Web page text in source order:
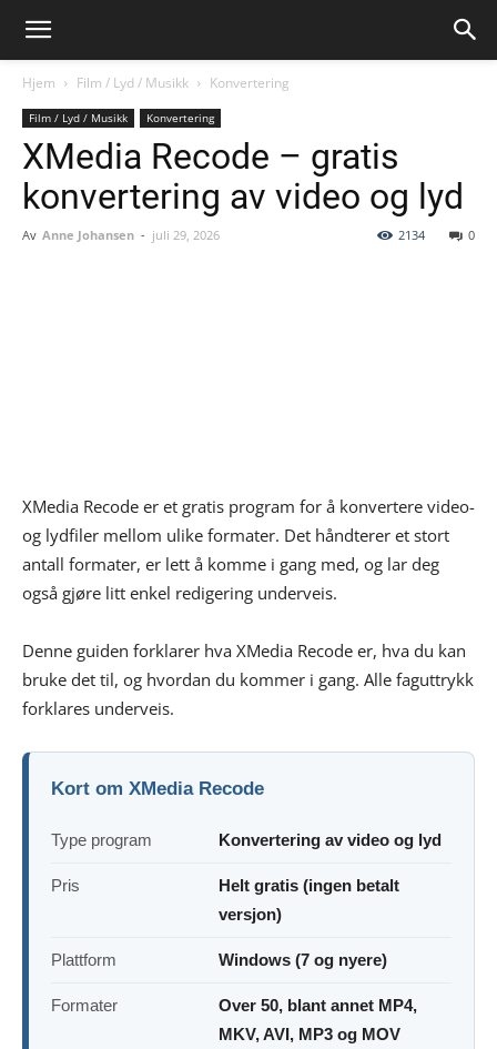
Hjem Film / Lyd / Musikk Konvertering
Film / Lyd / Musikk Konvertering
XMedia Recode – gratis
konvertering av video og lyd
Av Anne Johansen - juli 29, 2026 0
2134
XMedia Recode er et gratis program for å konvertere video-
og lydfiler mellom ulike formater. Det håndterer et stort
antall formater, er lett å komme i gang med, og lar deg
også gjøre litt enkel redigering underveis.
Denne guiden forklarer hva XMedia Recode er, hva du kan
bruke det til, og hvordan du kommer i gang. Alle faguttrykk
forklares underveis.
Kort om XMedia Recode
Type program Konvertering av video og lyd
Pris
Helt gratis (ingen betalt
versjon)
Plattform Windows (7 og nyere)
Formater
Over 50, blant annet MP4,
MKV, AVI, MP3 og MOV